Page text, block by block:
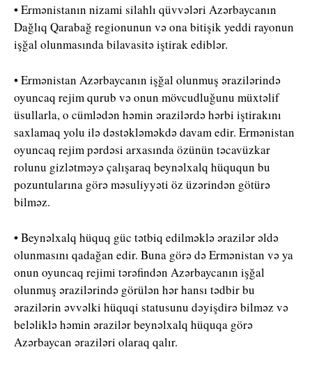
• Ermənistanın nizami silahlı qüvvələri Azərbaycanın
Dağlıq Qarabağ regionunun və ona bitişik yeddi rayonun
işğal olunmasında bilavasitə iştirak ediblər.
• Ermənistan Azərbaycanın işğal olunmuş ərazilərində
oyuncaq rejim qurub və onun mövcudluğunu müxtəlif
üsullarla, o cümlədən həmin ərazilərdə hərbi iştirakını
saxlamaq yolu ilə dəstəkləməkdə davam edir. Ermənistan
oyuncaq rejim pərdəsi arxasında özünün təcavüzkar
rolunu gizlətməyə çalışaraq beynəlxalq hüququn bu
pozuntularına görə məsuliyyəti öz üzərindən götürə
bilməz.
• Beynəlxalq hüquq güc tətbiq edilməklə ərazilər əldə
olunmasını qadağan edir. Buna görə də Ermənistan və ya
onun oyuncaq rejimi tərəfindən Azərbaycanın işğal
olunmuş ərazilərində görülən hər hansı tədbir bu
ərazilərin əvvəlki hüquqi statusunu dəyişdirə bilməz və
beləliklə həmin ərazilər beynəlxalq hüquqa görə
Azərbaycan əraziləri olaraq qalır.